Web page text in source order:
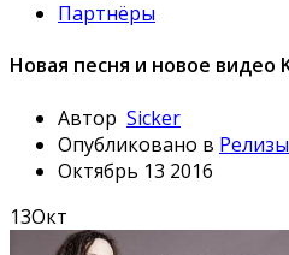
Партнёры
Новая песня и новое видео
Автор Sicker
Опубликовано в Релизы
Октябрь 13 2016
13Окт